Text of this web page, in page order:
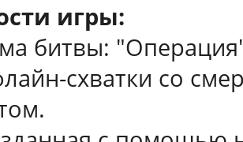
игры:
битвы:
схватки со